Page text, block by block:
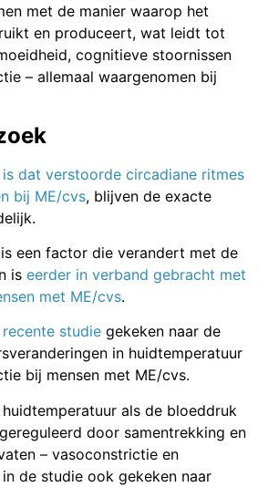
met de manier waarop het
en produceert, wat leidt tot
cognitieve stoornissen
– allemaal waargenomen bij
dat verstoorde circadiane ritmes
bij ME/cvs, blijven de exacte
een factor die verandert met de
is eerder in verband gebracht met
met ME/cvs.
recente studie gekeken naar de
in huidtemperatuur
bij mensen met ME/cvs.
als de bloeddruk
door samentrekking en
– vasoconstrictie en
de studie ook gekeken naar